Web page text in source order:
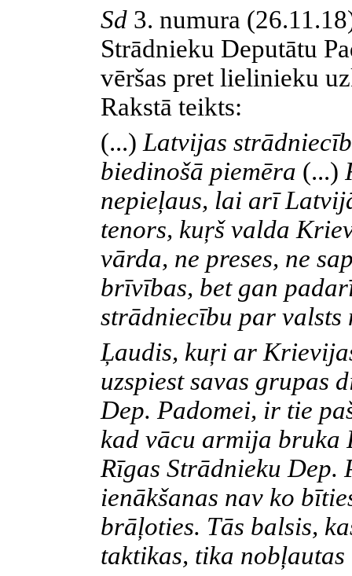
Sd 3. numura
Strādnieku Deputātu
vēršas pret lielinieku
Rakstā teikts:
(...) Latvijas
biedinošā piemēra (...)
nepieļaus, lai arī
tenors, kuŗš valda
vārda, ne preses, ne
brīvības, bet gan
strādniecību par
Ļaudis, kuŗi ar
uzspiest savas grupas
Dep. Padomei, ir tie
kad vācu armija bruka
Rīgas Strādnieku Dep.
ienākšanas nav ko
brāļoties. Tās balsis,
taktikas, tika nobļautas